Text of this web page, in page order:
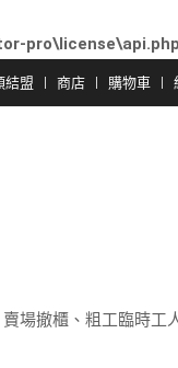
pro\license\api.php
結盟 商店 購物車
場撤櫃、粗工臨時